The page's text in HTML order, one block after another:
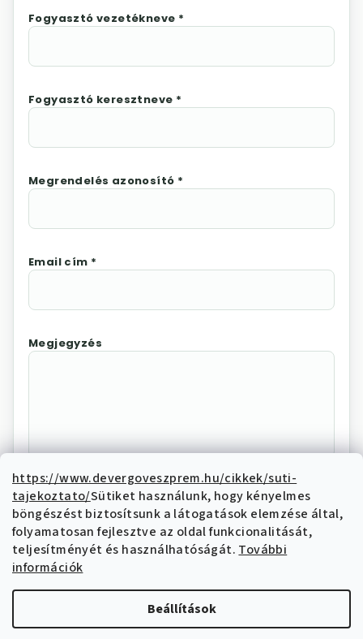
https://www.devergoveszprem.hu/cikkek/suti-
tajekoztato/Sütiket használunk, hogy kényelmes
böngészést biztosítsunk a látogatások elemzése által,
folyamatosan fejlesztve az oldal funkcionalitását,
teljesítményét és használhatóságát. További
információk
Beállítások
Fogyasztó vezetékneve *
Fogyasztó keresztneve *
Megrendelés azonosító *
Email cím *
Megjegyzés
Az "Elállás megerősítése"
megnyomásával Ön elektronikus úton
elállási nyilatkozatot tesz és nyilatkozik,
hogy megismerte és elfogadja az elállási
funkcióval kapcsolatban az
tájékoztatóbanírtakat.